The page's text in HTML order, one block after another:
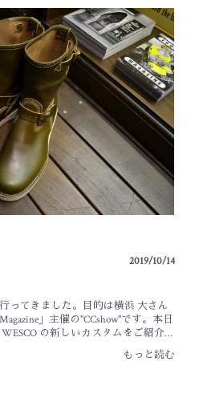
Tanned【Robert William -Two
× Brown pebble・Brown
】￥128,000+Tax・Black
Tanned【Hendrik】
-Toe Cap-・Vegetable Tanned -Toe
Cap-・Vegetable Tanned -Dress Toe
とする限定レザーが含まれた全12型
ーファミリーネームの"Robert
がベースとなっています。インソー
入り。専用ボックスや100周年のウエ
・ダストバッグ。その他に、ダス
ィショナーも付属しています。上
は2019年10月31日（日）15時までと
2月予定です。ワークブーツであり
さも漂う限定モデル。BLACK SIGN
、また新しい楽しみ方が出来るか
2019/10/14
ってきました。目的は横浜 大さん
」主催の"CCshow"です。本日
の新しいカスタムをご紹介致
Leather""フォレストグリーン"期間限
ホーウィン社のフォレストグリー
もっと読む